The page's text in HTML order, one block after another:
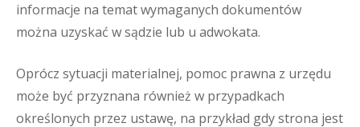
informacje na temat wymaganych dokumentów
można uzyskać w sądzie lub u adwokata.
Oprócz sytuacji materialnej, pomoc prawna z urzędu
może być przyznana również w przypadkach
określonych przez ustawę, na przykład gdy strona jest